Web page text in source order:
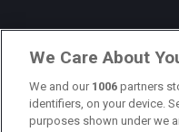
We Care About
We and our 1006 partners
identifiers, on your device.
purposes shown under we